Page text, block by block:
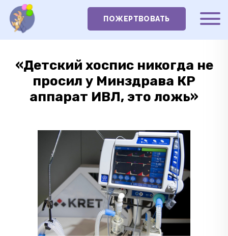
ПОЖЕРТВОВАТЬ
«Детский хоспис никогда не
просил у Минздрава КР
аппарат ИВЛ, это ложь»